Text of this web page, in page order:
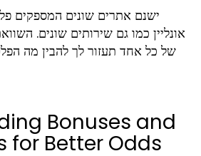
ישנם אתרים שונים המספקים
אונליין כמו גם שירותים שונים.
של כל אחד תעזור לך להבין מה
Bonuses and
for Better Odds